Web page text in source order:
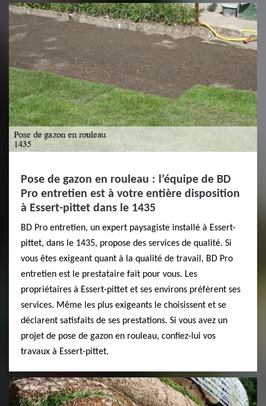
Pose de gazon en rouleau : l’équipe de BD
Pro entretien est à votre entière disposition
à Essert-pittet dans le 1435
BD Pro entretien, un expert paysagiste installé à Essert-
pittet, dans le 1435, propose des services de qualité. Si
vous êtes exigeant quant à la qualité de travail, BD Pro
entretien est le prestataire fait pour vous. Les
propriétaires à Essert-pittet et ses environs préfèrent ses
services. Même les plus exigeants le choisissent et se
déclarent satisfaits de ses prestations. Si vous avez un
projet de pose de gazon en rouleau, confiez-lui vos
travaux à Essert-pittet.